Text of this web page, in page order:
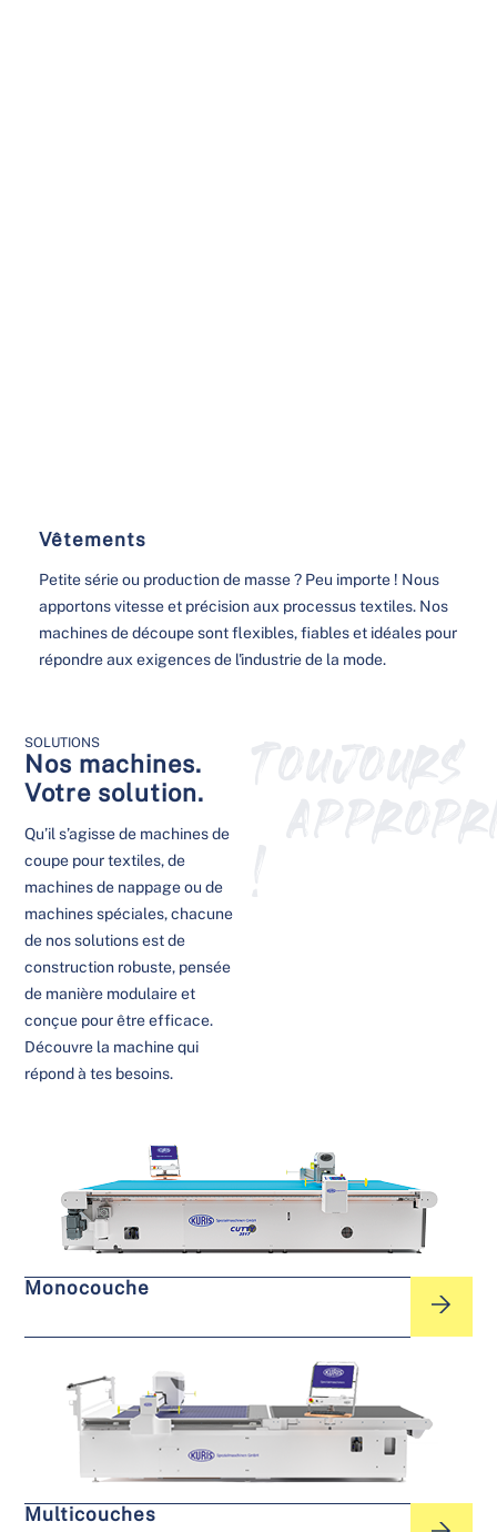
Vêtements
Petite série ou production de masse ? Peu importe ! Nous
apportons vitesse et précision aux processus textiles. Nos
machines de découpe sont flexibles, fiables et idéales pour
répondre aux exigences de l'industrie de la mode.
SOLUTIONS
Nos machines.
Votre solution.
Qu’il s’agisse de machines de
coupe pour textiles, de
machines de nappage ou de
machines spéciales, chacune
de nos solutions est de
construction robuste, pensée
de manière modulaire et
conçue pour être efficace.
Découvre la machine qui
répond à tes besoins.
Monocouche
Multicouches